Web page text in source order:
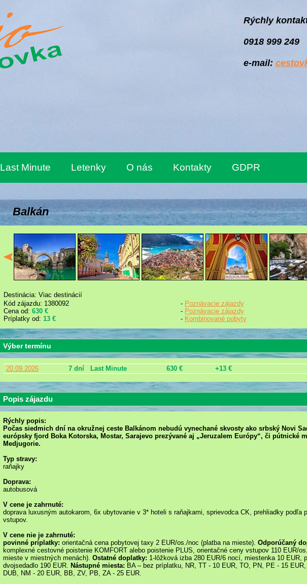
Rýchly
0918 999 249
e-mail:
Last Minute Letenky O nás Kontakty GDPR
Balkán
Destinácia: Viac destinácií
Kód zájazdu: 1380092
Cena od: 630 €
Príplatky od: 13 €
- Poznávacie zájazdy
- Poznávacie zájazdy
- Kombinované pobyty
Výber termínu
20.09.2026 7 dní Last Minute 630 € +13 €
Popis zájazdu
Rýchly popis:
Počas siedmich dní na okružnej ceste Balkánom nebudú vynechané skvosty ako srbský Novi
európsky fjord Boka Kotorska, Mostar, Sarajevo prezývané aj „Jeruzalem Európy“, či pútnické
Medjugorie.
Typ stravy:
raňajky
Doprava:
autobusová
V cene je zahrnuté:
doprava luxusným autokarom, 6x ubytovanie v 3* hoteli s raňajkami, sprievodca CK, prehliadky podľa
vstupov.
V cene nie je zahrnuté:
povinné príplatky: orientačná cena pobytovej taxy 2 EUR/os./noc (platba na mieste). Odporúčaný
komplexné cestovné poistenie KOMFORT alebo poistenie PLUS, orientačné ceny vstupov 110 EUR/
mieste v miestných menách). Ostatné doplatky: 1-lôžková izba 280 EUR/6 nocí, miestenka 10 EUR,
dvojsedadlo 190 EUR. Nástupné miesta: BA – bez príplatku, NR, TT - 10 EUR, TO, PN, PE - 15
DUB, NM - 20 EUR, BB, ZV, PB, ZA - 25 EUR.